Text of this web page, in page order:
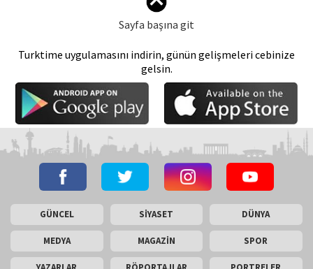
Sayfa başına git
Turktime uygulamasını indirin, günün gelişmeleri cebinize
gelsin.
GÜNCEL SİYASET DÜNYA
MEDYA MAGAZİN SPOR